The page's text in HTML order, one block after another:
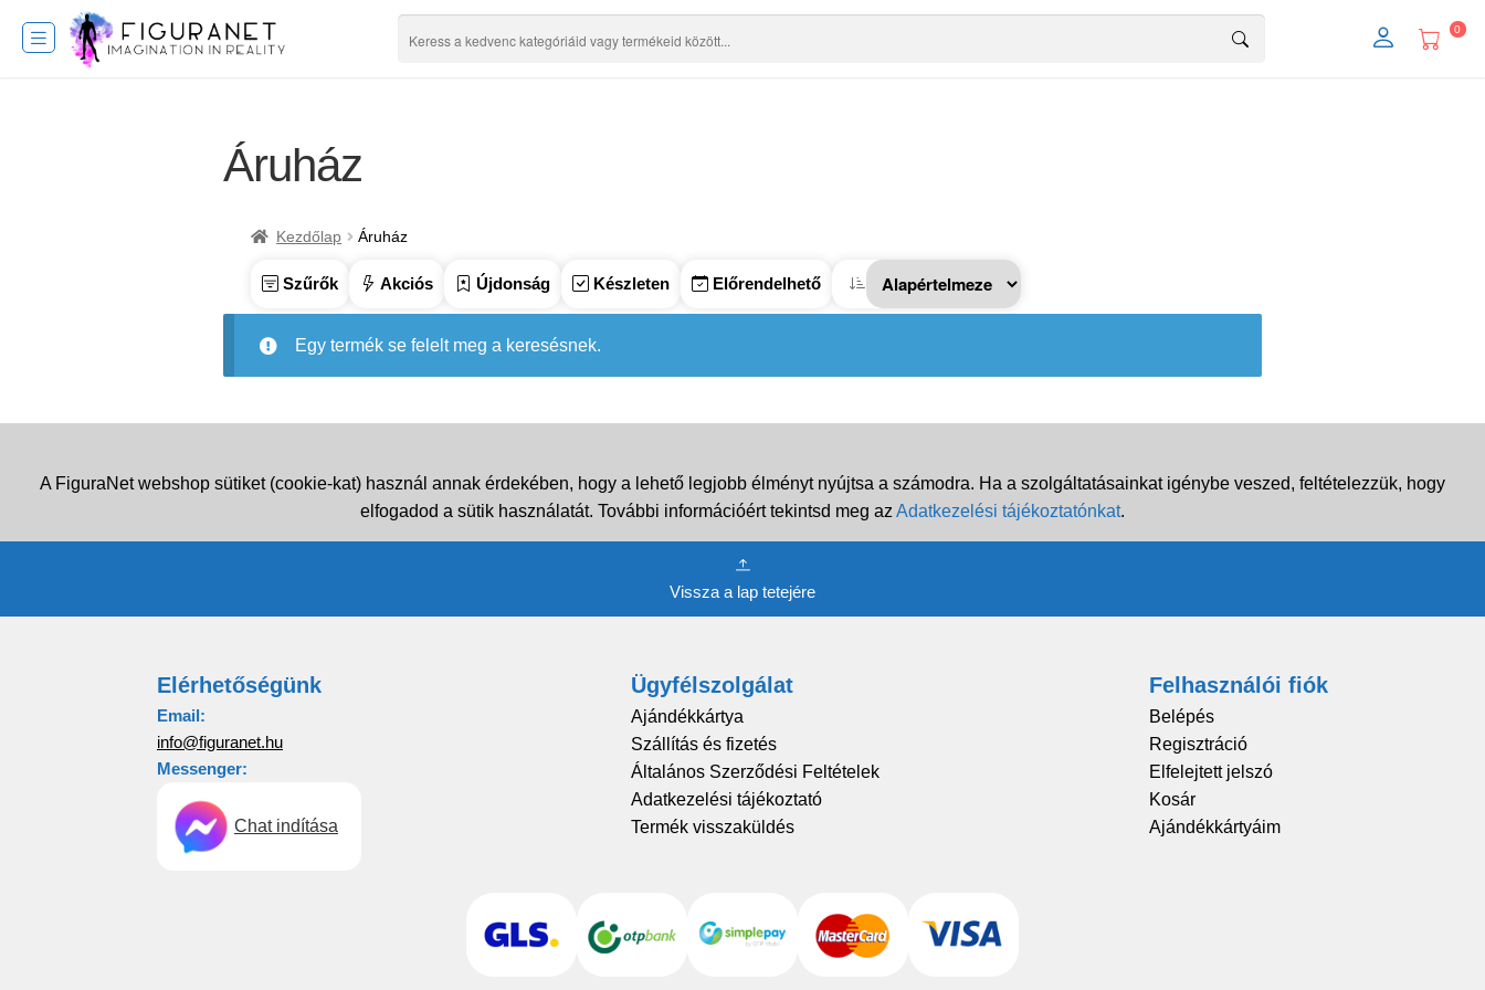
0
Áruház
Kezdőlap Áruház
Szűrők Akciós Újdonság Készleten Előrendelhető
Egy termék se felelt meg a keresésnek.
A FiguraNet webshop sütiket (cookie-kat) használ annak érdekében, hogy a lehető legjobb élményt nyújtsa a számodra. Ha a szolgáltatásainkat igénybe veszed, feltételezzük, hogy
elfogadod a sütik használatát. További információért tekintsd meg az Adatkezelési tájékoztatónkat.
Vissza a lap tetejére
Elérhetőségünk
Email:
info@figuranet.hu
Messenger:
Chat indítása
Ügyfélszolgálat
Ajándékkártya
Szállítás és fizetés
Általános Szerződési Feltételek
Adatkezelési tájékoztató
Termék visszaküldés
Felhasználói fiók
Belépés
Regisztráció
Elfelejtett jelszó
Kosár
Ajándékkártyáim